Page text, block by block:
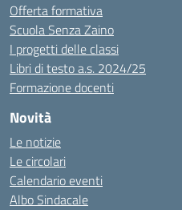
Offerta formativa
Scuola Senza Zaino
I progetti delle classi
Libri di testo a.s. 2024/25
Formazione docenti
Novità
Le notizie
Le circolari
Calendario eventi
Albo Sindacale